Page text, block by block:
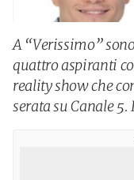
A “Verissimo”
quattro aspiranti
reality show che
serata su Canale 5.